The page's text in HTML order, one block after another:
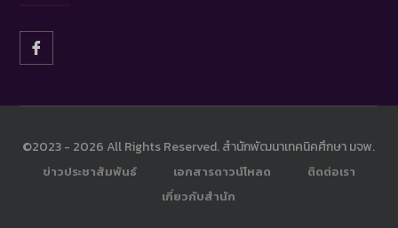
©2023 - 2026 All Rights Reserved. สำนักพัฒนาเทคนิคศึกษา มจพ.
ข่าวประชาสัมพันธ์ เอกสารดาวน์โหลด
ติดต่อเรา
เกี่ยวกับสำนัก